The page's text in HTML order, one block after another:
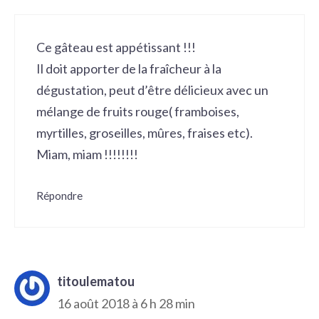
Ce gâteau est appétissant !!!
Il doit apporter de la fraîcheur à la
dégustation, peut d’être délicieux avec un
mélange de fruits rouge( framboises,
myrtilles, groseilles, mûres, fraises etc).
Miam, miam !!!!!!!!
Répondre
titoulematou
16 août 2018 à 6 h 28 min